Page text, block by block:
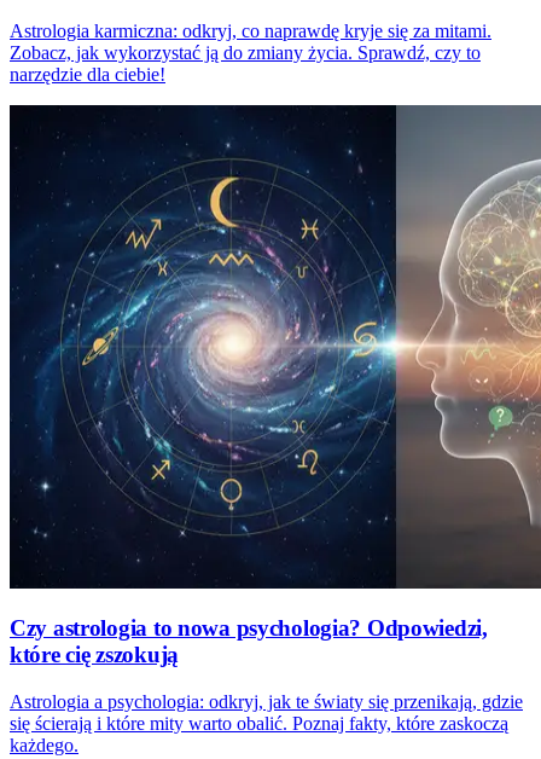
Astrologia karmiczna: odkryj, co naprawdę kryje się za mitami.
Zobacz, jak wykorzystać ją do zmiany życia. Sprawdź, czy to
narzędzie dla ciebie!
Czy astrologia to nowa psychologia? Odpowiedzi,
które cię zszokują
Astrologia a psychologia: odkryj, jak te światy się przenikają, gdzie
się ścierają i które mity warto obalić. Poznaj fakty, które zaskoczą
każdego.